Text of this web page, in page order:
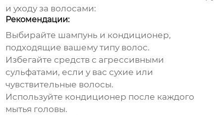
и уходу за волосами:
Рекомендации:
Выбирайте шампунь и кондиционер,
подходящие вашему типу волос.
Избегайте средств с агрессивными
сульфатами, если у вас сухие или
чувствительные волосы.
Используйте кондиционер после каждого
мытья головы.